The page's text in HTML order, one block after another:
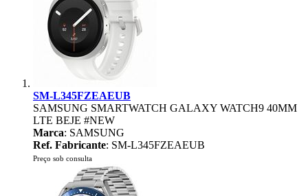
SM-L345FZEAEUB
SAMSUNG SMARTWATCH GALAXY WATCH9 40MM
LTE BEJE #NEW
Marca: SAMSUNG
Ref. Fabricante: SM-L345FZEAEUB
Preço sob consulta